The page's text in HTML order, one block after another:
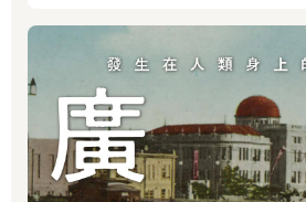
及大批軍人在瞭望塔上駐守。
非軍事區還有其他怪異之處，其內部
警備區域」，南北韓軍人會帶著隨身武
北韓會以擴音器大聲播放宣傳；而在南
人士施放氣球，那些氣球帶著反金氏政
方。在一九八○年代，南韓在此樹立一
八公尺）的旗竿，上頭掛著巨幅國旗，
理由。